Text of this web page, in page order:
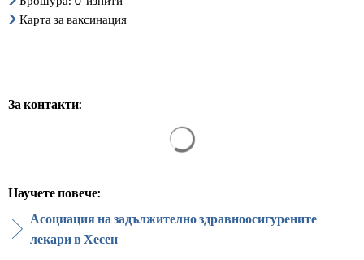
Карта за ваксинация
За контакти:
Научете повече:
Асоциация на задължително здравноосигурените
лекари в Хесен